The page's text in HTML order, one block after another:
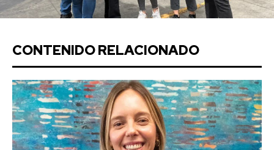
CONTENIDO RELACIONADO